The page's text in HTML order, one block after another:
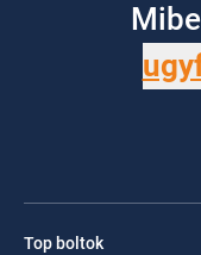
Top boltok